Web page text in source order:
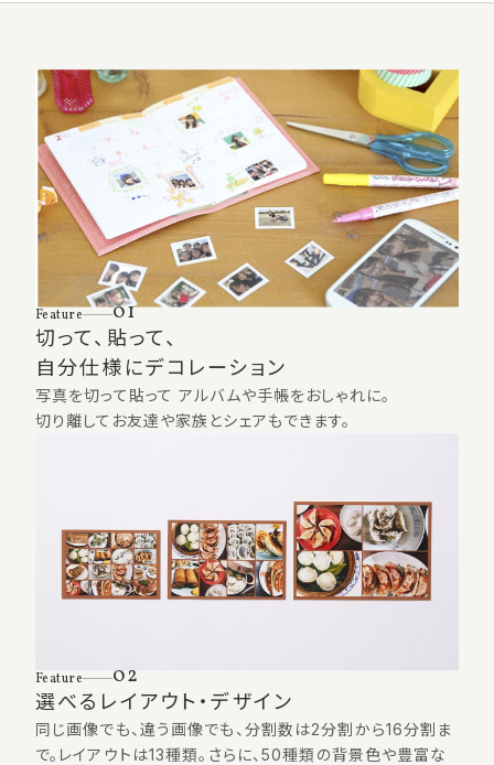
Feature 01
切って、貼って、
自分仕様にデコレーション
写真を切って貼って アルバムや手帳をおしゃれに。
切り離してお友達や家族とシェアもできます。
Feature 02
選べるレイアウト・デザイン
同じ画像でも、違う画像でも、分割数は2分割から16分割ま
で。レイアウトは13種類。さらに、50種類の背景色や豊富な